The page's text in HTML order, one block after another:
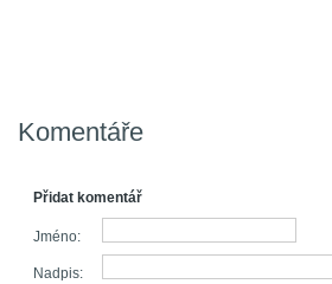
Komentáře
Přidat komentář
Jméno:
Nadpis: